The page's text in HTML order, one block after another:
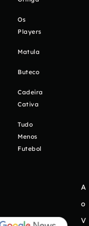
Os
Players
Matula
Buteco
Cadeira
Cativa
Tudo
Menos
Futebol
A
o
V